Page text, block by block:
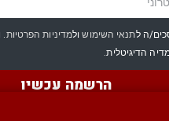
ה לתנאי השימושולמדיניות הפרטיות.
הדיגיטלית.
הרשמה עכשיו